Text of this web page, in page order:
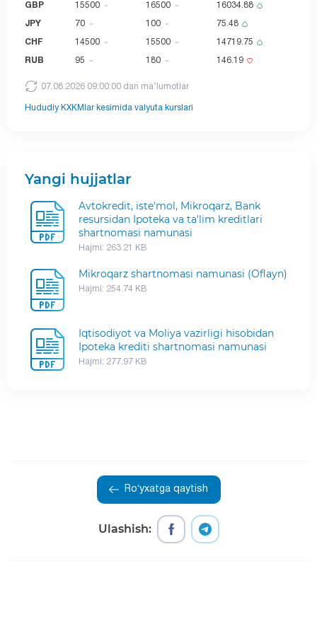
GBP 15500 16500 16034.88
JPY 70 100 75.48
CHF 14500 15500 14719.75
RUB 95 180 146.19
07.08.2026 09:00:00 dan ma’lumotlar
Hududiy KXKMlar kesimida valyuta kurslari
Yangi hujjatlar
Avtokredit, iste'mol, Mikroqarz, Bank
resursidan Ipoteka va ta'lim kreditlari
shartnomasi namunasi
Hajmi: 263.21 KB
Mikroqarz shartnomasi namunasi (Oflayn)
Hajmi: 254.74 KB
Iqtisodiyot va Moliya vazirligi hisobidan
Ipoteka krediti shartnomasi namunasi
Hajmi: 277.97 KB
Roʻyxatga qaytish
Ulashish: